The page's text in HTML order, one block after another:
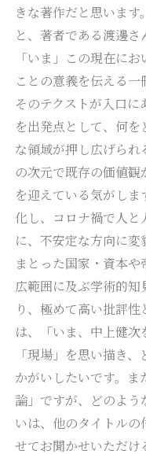
きな著作だと思います
と、著者である渡邊
「いま」この現在に
ことの意義を伝える
そのテクストが入口
を出発点として、何
な領域が押し広げら
の次元で既存の価値
を迎えている気がし
化し、コロナ禍で人
に、不安定な方向に
まとった国家・資本や
広範囲に及ぶ学術的
り、極めて高い批評
は、「いま、中上健
「現場」を思い描き
かがいしたいです。
論」ですが、どのよ
いは、他のタイトル
せてお聞かせいただけ